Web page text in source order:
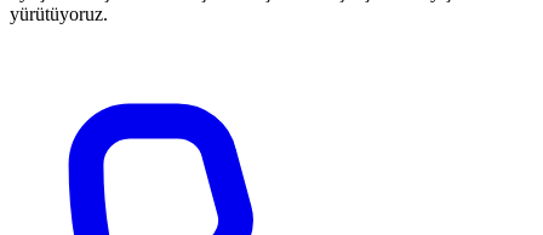
yürütüyoruz.